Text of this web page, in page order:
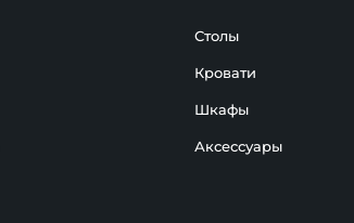
Столы
Кровати
Шкафы
Аксессуары